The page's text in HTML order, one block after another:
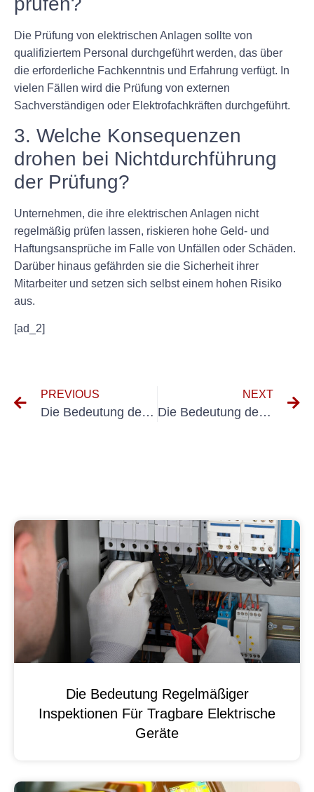
Die Prüfung von elektrischen Anlagen sollte von
qualifiziertem Personal durchgeführt werden, das über
die erforderliche Fachkenntnis und Erfahrung verfügt. In
vielen Fällen wird die Prüfung von externen
Sachverständigen oder Elektrofachkräften durchgeführt.
3. Welche Konsequenzen
drohen bei Nichtdurchführung
der Prüfung?
Unternehmen, die ihre elektrischen Anlagen nicht
regelmäßig prüfen lassen, riskieren hohe Geld- und
Haftungsansprüche im Falle von Unfällen oder Schäden.
Darüber hinaus gefährden sie die Sicherheit ihrer
Mitarbeiter und setzen sich selbst einem hohen Risiko
aus.
[ad_2]
PREVIOUS
Die Bedeutung der UVV-Prüfung für Hubwagen: Was Sie wissen müssen
NEXT
Die Bedeutung der UVV 70-Konformität am Arbeitsplatz verstehen
Die Bedeutung Regelmäßiger
Inspektionen Für Tragbare Elektrische
Geräte